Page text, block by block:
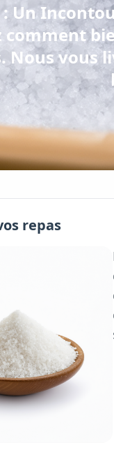
: Un
comment
Nous vous
repas